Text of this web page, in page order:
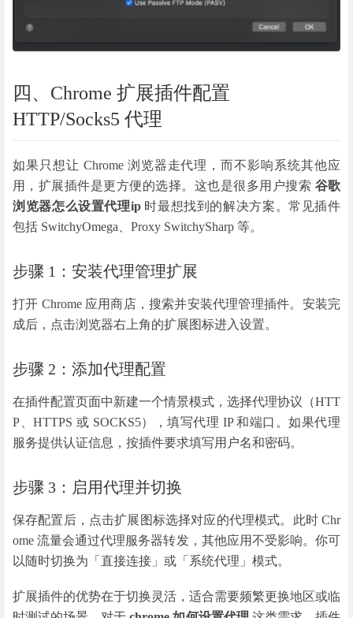
四、Chrome 扩展插件配置
HTTP/Socks5 代理
如果只想让 Chrome 浏览器走代理，而不影响系统其他应
用，扩展插件是更方便的选择。这也是很多用户搜索 谷歌
浏览器怎么设置代理ip时最想找到的解决方案。常见插件
包括 SwitchyOmega、Proxy SwitchySharp 等。
步骤 1：安装代理管理扩展
打开 Chrome 应用商店，搜索并安装代理管理插件。安装完
成后，点击浏览器右上角的扩展图标进入设置。
步骤 2：添加代理配置
在插件配置页面中新建一个情景模式，选择代理协议（HTT
P、HTTPS 或 SOCKS5），填写代理 IP 和端口。如果代理
服务提供认证信息，按插件要求填写用户名和密码。
步骤 3：启用代理并切换
保存配置后，点击扩展图标选择对应的代理模式。此时 Chr
ome 流量会通过代理服务器转发，其他应用不受影响。你可
以随时切换为「直接连接」或「系统代理」模式。
扩展插件的优势在于切换灵活，适合需要频繁更换地区或临